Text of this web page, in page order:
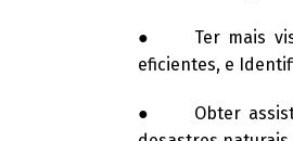
● Ter mais
eficientes, e
● Obter